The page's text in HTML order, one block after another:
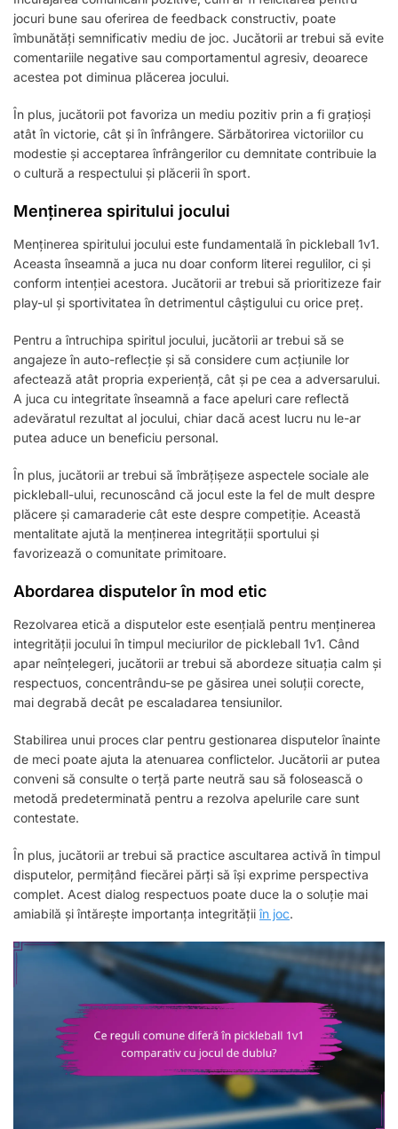
jocuri bune sau oferirea de feedback constructiv, poate
îmbunătăți semnificativ mediu de joc. Jucătorii ar trebui să evite
comentariile negative sau comportamentul agresiv, deoarece
acestea pot diminua plăcerea jocului.
În plus, jucătorii pot favoriza un mediu pozitiv prin a fi grațioși
atât în victorie, cât și în înfrângere. Sărbătorirea victoriilor cu
modestie și acceptarea înfrângerilor cu demnitate contribuie la
o cultură a respectului și plăcerii în sport.
Menținerea spiritului jocului
Menținerea spiritului jocului este fundamentală în pickleball 1v1.
Aceasta înseamnă a juca nu doar conform literei regulilor, ci și
conform intenției acestora. Jucătorii ar trebui să prioritizeze fair
play-ul și sportivitatea în detrimentul câștigului cu orice preț.
Pentru a întruchipa spiritul jocului, jucătorii ar trebui să se
angajeze în auto-reflecție și să considere cum acțiunile lor
afectează atât propria experiență, cât și pe cea a adversarului.
A juca cu integritate înseamnă a face apeluri care reflectă
adevăratul rezultat al jocului, chiar dacă acest lucru nu le-ar
putea aduce un beneficiu personal.
În plus, jucătorii ar trebui să îmbrățișeze aspectele sociale ale
pickleball-ului, recunoscând că jocul este la fel de mult despre
plăcere și camaraderie cât este despre competiție. Această
mentalitate ajută la menținerea integrității sportului și
favorizează o comunitate primitoare.
Abordarea disputelor în mod etic
Rezolvarea etică a disputelor este esențială pentru menținerea
integrității jocului în timpul meciurilor de pickleball 1v1. Când
apar neînțelegeri, jucătorii ar trebui să abordeze situația calm și
respectuos, concentrându-se pe găsirea unei soluții corecte,
mai degrabă decât pe escaladarea tensiunilor.
Stabilirea unui proces clar pentru gestionarea disputelor înainte
de meci poate ajuta la atenuarea conflictelor. Jucătorii ar putea
conveni să consulte o terță parte neutră sau să folosească o
metodă predeterminată pentru a rezolva apelurile care sunt
contestate.
În plus, jucătorii ar trebui să practice ascultarea activă în timpul
disputelor, permițând fiecărei părți să își exprime perspectiva
complet. Acest dialog respectuos poate duce la o soluție mai
amiabilă și întărește importanța integrității în joc.